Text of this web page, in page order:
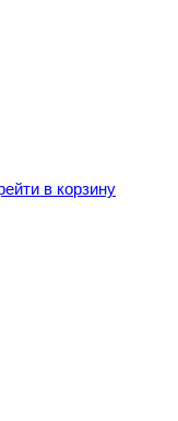
в корзину